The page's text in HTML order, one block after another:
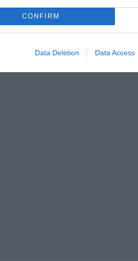
CONFIRM
Data Deletion Data Access